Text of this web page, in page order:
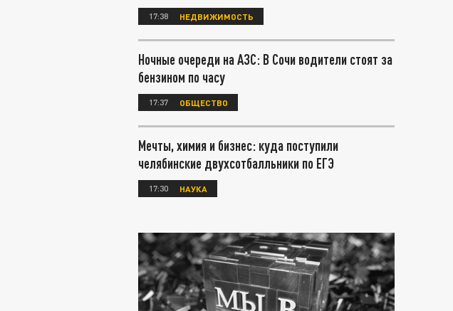
17:38 НЕДВИЖИМОСТЬ
Ночные очереди на АЗС: В Сочи водители стоят за
бензином по часу
17:37 ОБЩЕСТВО
Мечты, химия и бизнес: куда поступили
челябинские двухсотбалльники по ЕГЭ
17:30 НАУКА